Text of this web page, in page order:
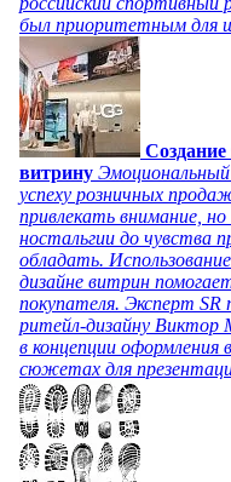
был приоритетным для
Создание
витрину
успеху розничных
привлекать внимание,
ностальгии до чувства
обладать.
дизайне витрин
покупателя. Эксперт SR
ритейл-дизайну Виктор
в концепции
сюжетах для